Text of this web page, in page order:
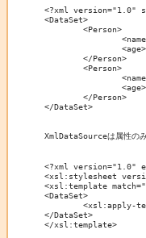
<?xml version="1.0"
<DataSet>
	<Person>
		<name>Taro</name>
		<age>18</age>
	</Person>
	<Person>
		<name>Ziro</name>
		<age>20</age>
	</Person>
</DataSet>
XmlDataSourceは属性の
<?xml version="1.0"
<xsl:stylesheet
<xsl:template
<DataSet>
	<xsl:apply-templates/>
</DataSet>
</xsl:template>